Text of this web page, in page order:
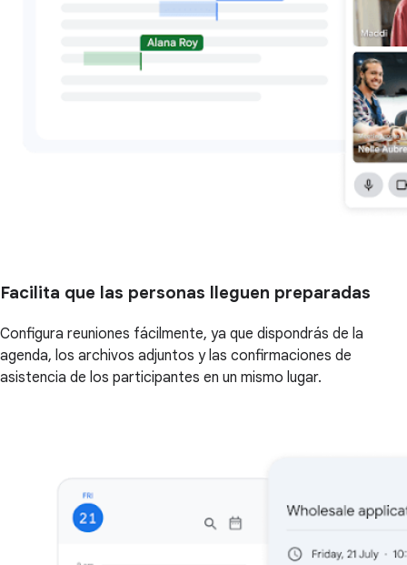
Facilita que las personas lleguen preparadas
Configura reuniones fácilmente, ya que dispondrás de la
agenda, los archivos adjuntos y las confirmaciones de
asistencia de los participantes en un mismo lugar.